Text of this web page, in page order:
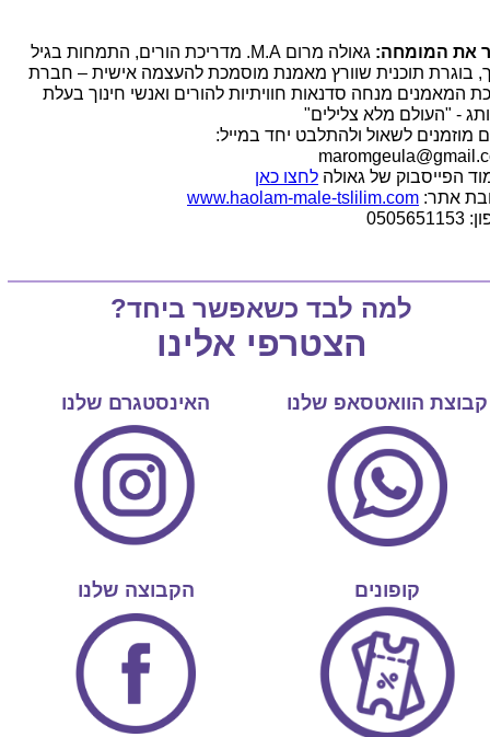
את המומחה:
גאולה מרום M.A. מדריכת הורים, התמחות בגיל
בוגרת תוכנית שוורץ מאמנת מוסמכת להעצמה אישית – חברת
המאמנים מנחה סדנאות חוויתיות להורים ואנשי חינוך בעלת
- "העולם מלא צלילים"
מוזמנים לשאול ולהתלבט יחד במייל:
הפייסבוק של גאולה לחצו כאן
אתר: www.haolam-male-tslilim.com
למה לבד כשאפשר ביחד?
הצטרפי אלינו
קבוצת הוואטסאפ שלנו האינסטגרם שלנו
קופונים הקבוצה שלנו